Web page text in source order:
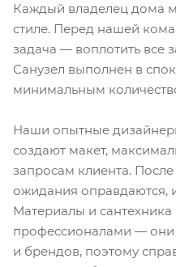
Каждый владелец дома
стиле. Перед нашей
задача — воплотить все
Санузел выполнен в
минимальным
Наши опытные
создают макет,
запросам клиента.
ожидания оправдаются,
Материалы и
профессионалами —
и брендов, поэтому